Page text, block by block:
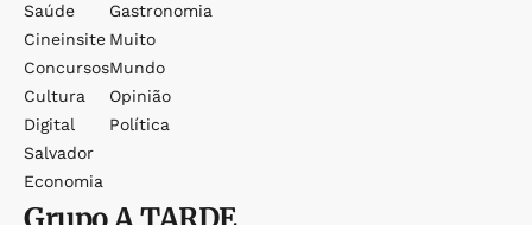
Saúde
Cineinsite
Concursos
Cultura
Digital
Salvador
Economia
Gastronomia
Muito
Mundo
Opinião
Política